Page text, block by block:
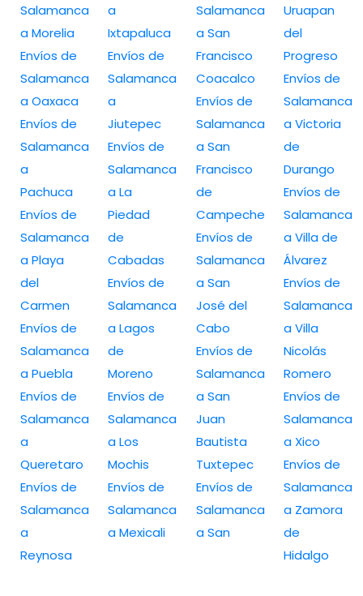
Salamanca
a Morelia
Envíos de
Salamanca
a Oaxaca
Envíos de
Salamanca
a
Pachuca
Envíos de
Salamanca
a Playa
del
Carmen
Envíos de
Salamanca
a Puebla
Envíos de
Salamanca
a
Queretaro
Envíos de
Salamanca
a
Reynosa
a
Ixtapaluca
Envíos de
Salamanca
a
Jiutepec
Envíos de
Salamanca
a La
Piedad
de
Cabadas
Envíos de
Salamanca
a Lagos
de
Moreno
Envíos de
Salamanca
a Los
Mochis
Envíos de
Salamanca
a Mexicali
Salamanca
a San
Francisco
Coacalco
Envíos de
Salamanca
a San
Francisco
de
Campeche
Envíos de
Salamanca
a San
José del
Cabo
Envíos de
Salamanca
a San
Juan
Bautista
Tuxtepec
Envíos de
Salamanca
a San
Uruapan
del
Progreso
Envíos de
Salamanca
a Victoria
de
Durango
Envíos de
Salamanca
a Villa de
Álvarez
Envíos de
Salamanca
a Villa
Nicolás
Romero
Envíos de
Salamanca
a Xico
Envíos de
Salamanca
a Zamora
de
Hidalgo